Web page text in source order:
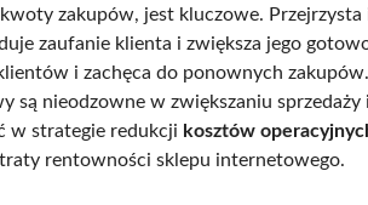
zakupów, jest kluczowe. Przejrzysta
zaufanie klienta i zwiększa jego
i zachęca do ponownych
są nieodzowne w zwiększaniu
w strategie redukcji kosztów
rentowności sklepu internetowego.